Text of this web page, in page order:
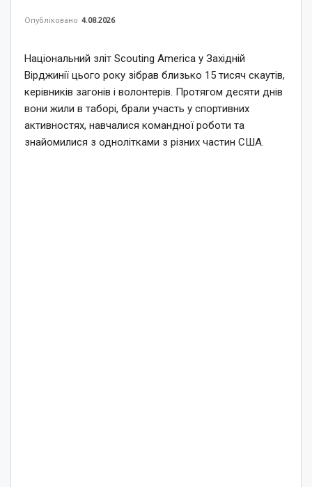
Опубліковано 4.08.2026
Національний зліт Scouting America у Західній
Вірджинії цього року зібрав близько 15 тисяч скаутів,
керівників загонів і волонтерів. Протягом десяти днів
вони жили в таборі, брали участь у спортивних
активностях, навчалися командної роботи та
знайомилися з однолітками з різних частин США.